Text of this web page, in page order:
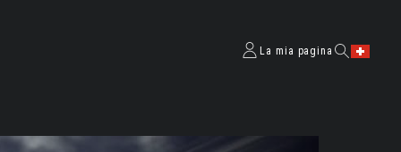
La mia pagina